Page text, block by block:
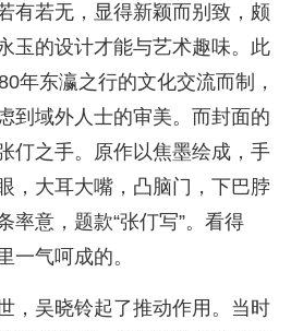
有若无，显得新颖而别致，颇
玉的设计才能与艺术趣味。此
年东瀛之行的文化交流而制，
到域外人士的审美。而封面的
仃之手。原作以焦墨绘成，手
，大耳大嘴，凸脑门，下巴脖
率意，题款“张仃写”。看得
一气呵成的。
，吴晓铃起了推动作用。当时